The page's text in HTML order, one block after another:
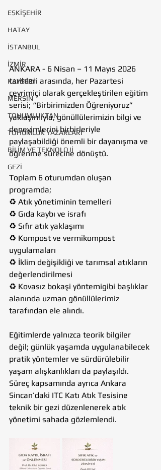
ESKİŞEHİR
HATAY
İSTANBUL
İZMİR
KAYSERİ
MERSİN
TOHUMLUKTAN
TOHUMLUK YAZARLARI
BİLİM VE TEKNOLOJİ
GEZİ
ANKARA - 6 Nisan – 11 Mayıs 2026
tarihleri arasında, her Pazartesi
çevrimiçi olarak gerçekleştirilen eğitim
serisi; “Birbirimizden Öğreniyoruz”
yaklaşımıyla, gönüllülerimizin bilgi ve
deneyimlerini birbirleriyle
paylaşabildiği önemli bir dayanışma ve
öğrenme sürecine dönüştü.
Toplam 6 oturumdan oluşan
programda;
♻️ Atık yönetiminin temelleri
♻️ Gıda kaybı ve israfı
♻️ Sıfır atık yaklaşımı
♻️ Kompost ve vermikompost
uygulamaları
♻️ İklim değişikliği ve tarımsal atıkların
değerlendirilmesi
♻️ Kovasız bokaşi yöntemigibi başlıklar
alanında uzman gönüllülerimiz
tarafından ele alındı.
Eğitimlerde yalnızca teorik bilgiler
değil; günlük yaşamda uygulanabilecek
pratik yöntemler ve sürdürülebilir
yaşam alışkanlıkları da paylaşıldı.
Süreç kapsamında ayrıca Ankara
Sincan’daki ITC Katı Atık Tesisine
teknik bir gezi düzenlenerek atık
yönetimi sahada gözlemlendi.